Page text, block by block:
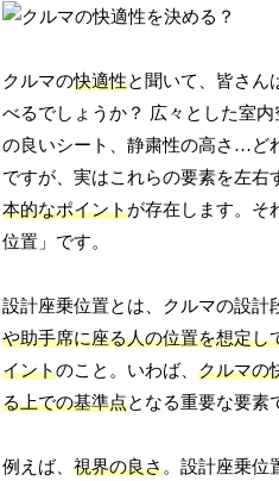
クルマの快適性と聞いて、皆さん
べるでしょうか？ 広々とした室
の良いシート、静粛性の高さ…ど
ですが、実はこれらの要素を左右
本的なポイントが存在します。そ
位置」です。
設計座乗位置とは、クルマの設計
や助手席に座る人の位置を想定し
イントのこと。いわば、クルマの
る上での基準点となる重要な要素
例えば、視界の良さ。設計座乗位